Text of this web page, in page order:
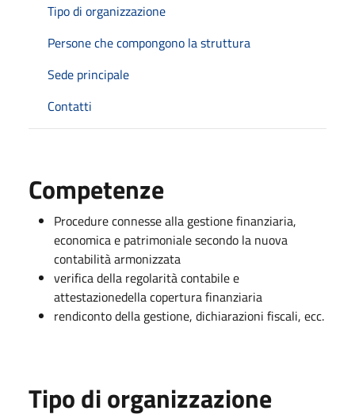
Tipo di organizzazione
Persone che compongono la struttura
Sede principale
Contatti
Competenze
Procedure connesse alla gestione finanziaria,
economica e patrimoniale secondo la nuova
contabilità armonizzata
verifica della regolarità contabile e
attestazionedella copertura finanziaria
rendiconto della gestione, dichiarazioni fiscali, ecc.
Tipo di organizzazione